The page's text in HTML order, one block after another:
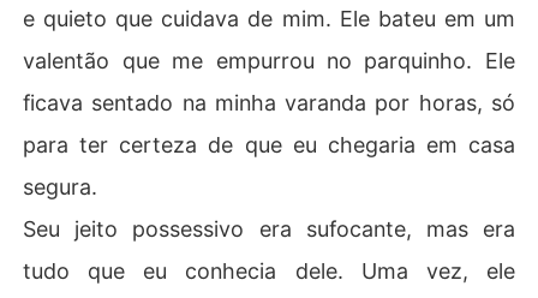
e quieto que cuidava de mim. Ele bateu em um
valentão que me empurrou no parquinho. Ele
ficava sentado na minha varanda por horas, só
para ter certeza de que eu chegaria em casa
segura.
Seu jeito possessivo era sufocante, mas era
tudo que eu conhecia dele. Uma vez, ele